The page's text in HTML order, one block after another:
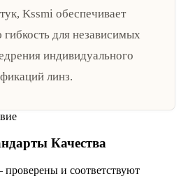
Kssmi обеспечивает
для независимых
индивидуального
линз.
Качества
и соответствуют